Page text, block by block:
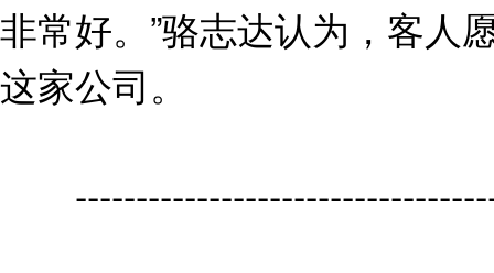
非常好。”骆志达认为，客人
这家公司。